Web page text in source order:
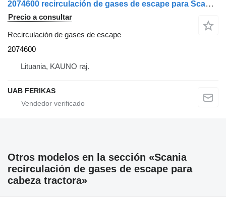
2074600 recirculación de gases de escape para Scania R410 cabeza tractora
Precio a consultar
Recirculación de gases de escape
2074600
Lituania, KAUNO raj.
UAB FERIKAS
Otros modelos en la sección «Scania
recirculación de gases de escape para
cabeza tractora»